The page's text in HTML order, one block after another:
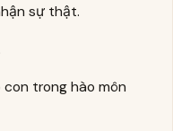
sự thật.
trong hào môn